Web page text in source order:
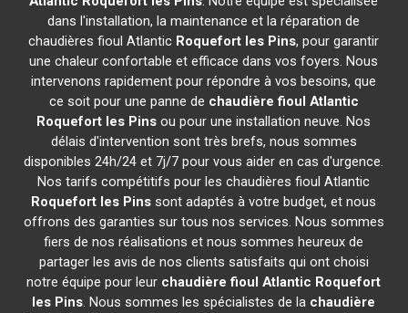
dans l'installation, la maintenance et la réparation de
chaudières fioul Atlantic Roquefort les Pins, pour garantir
une chaleur confortable et efficace dans vos foyers. Nous
intervenons rapidement pour répondre à vos besoins, que
ce soit pour une panne de chaudière fioul Atlantic
Roquefort les Pins ou pour une installation neuve. Nos
délais d'intervention sont très brefs, nous sommes
disponibles 24h/24 et 7j/7 pour vous aider en cas d'urgence.
Nos tarifs compétitifs pour les chaudières fioul Atlantic
Roquefort les Pins sont adaptés à votre budget, et nous
offrons des garanties sur tous nos services. Nous sommes
fiers de nos réalisations et nous sommes heureux de
partager les avis de nos clients satisfaits qui ont choisi
notre équipe pour leur chaudière fioul Atlantic Roquefort
les Pins. Nous sommes les spécialistes de la chaudière